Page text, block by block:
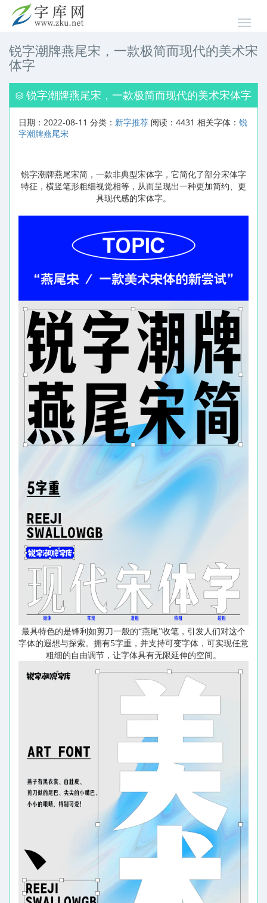
锐字潮牌燕尾宋，一款极简而现代的美术宋
体字
锐字潮牌燕尾宋，一款极简而现代的美术宋体字
日期：2022-08-11 分类： 新字推荐 阅读：4431 相关字体： 锐
字潮牌燕尾宋
锐字潮牌燕尾宋简，一款非典型宋体字，它简化了部分宋体字
特征，横竖笔形粗细视觉相等，从而呈现出一种更加简约、更
具现代感的宋体字。
最具特色的是锋利如剪刀一般的“燕尾”收笔，引发人们对这个
字体的遐想与探索。拥有5字重，并支持可变字体，可实现任意
粗细的自由调节，让字体具有无限延伸的空间。